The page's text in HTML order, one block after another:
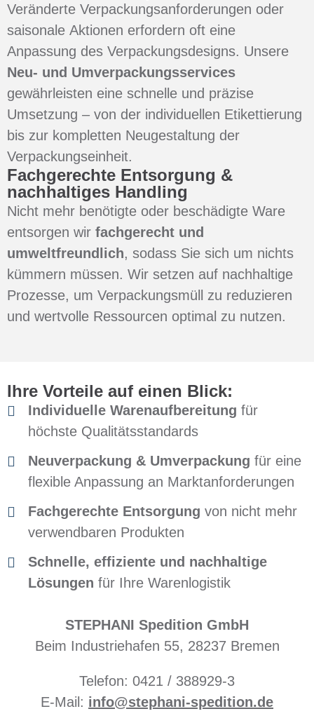
Veränderte Verpackungsanforderungen oder
saisonale Aktionen erfordern oft eine
Anpassung des Verpackungsdesigns. Unsere
Neu- und Umverpackungsservices
gewährleisten eine schnelle und präzise
Umsetzung – von der individuellen Etikettierung
bis zur kompletten Neugestaltung der
Verpackungseinheit.
Fachgerechte Entsorgung &
nachhaltiges Handling
Nicht mehr benötigte oder beschädigte Ware
entsorgen wir fachgerecht und
umweltfreundlich, sodass Sie sich um nichts
kümmern müssen. Wir setzen auf nachhaltige
Prozesse, um Verpackungsmüll zu reduzieren
und wertvolle Ressourcen optimal zu nutzen.
Ihre Vorteile auf einen Blick:
Individuelle Warenaufbereitung für
höchste Qualitätsstandards
Neuverpackung & Umverpackung für eine
flexible Anpassung an Marktanforderungen
Fachgerechte Entsorgung von nicht mehr
verwendbaren Produkten
Schnelle, effiziente und nachhaltige
Lösungen für Ihre Warenlogistik
STEPHANI Spedition GmbH
Beim Industriehafen 55, 28237 Bremen
Telefon: 0421 / 388929-3
E-Mail: info@stephani-spedition.de